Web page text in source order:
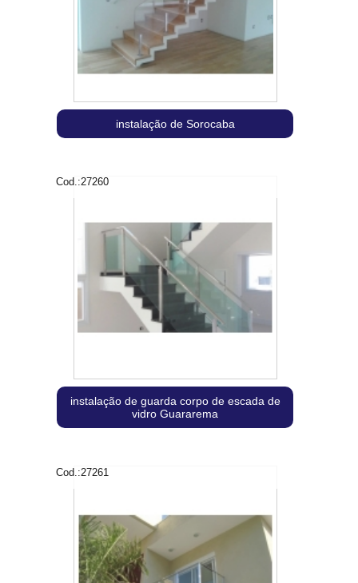
instalação de Sorocaba
Cod.:27260
instalação de guarda corpo de escada de
vidro Guararema
Cod.:27261